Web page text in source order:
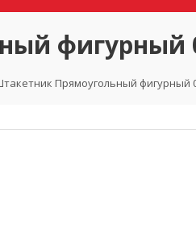
фигурный
Прямоугольный фигурный